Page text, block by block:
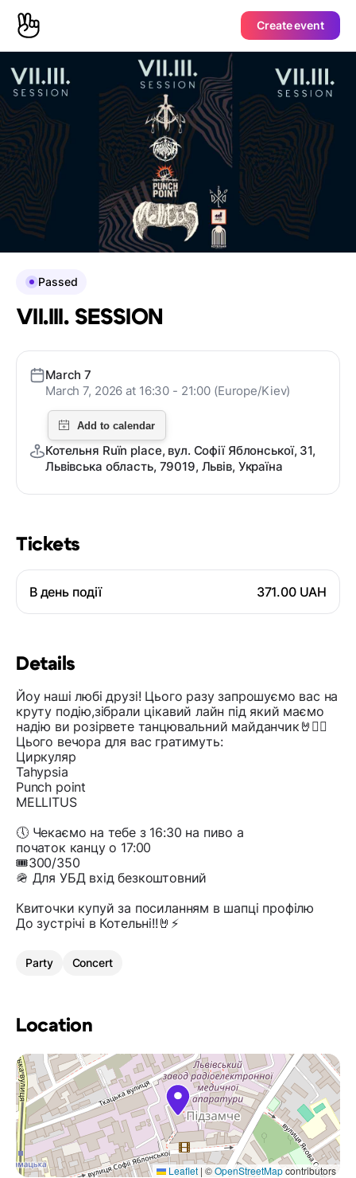
Create event
Tickets
В день події 371.00 UAH
Details
Йоу наші любі друзі! Цього разу запрошуємо вас на
круту подію,зібрали цікавий лайн під який маємо
надію ви розірвете танцювальний майданчик🤘❤️‍🔥
Цього вечора для вас гратимуть:
Циркуляр
Tahypsia
Punch point
MELLITUS
🕔 Чекаємо на тебе з 16:30 на пиво а
початок канцу о 17:00
🎟300/350
🪖 Для УБД вхід безкоштовний
Квиточки купуй за посиланням в шапці профілю
До зустрічі в Котельні!!🤘⚡️
Party Concert
Location
Leaflet | ©OpenStreetMapcontributors
Passed
VII.III. SESSION
March 7
March 7, 2026 at 16:30 - 21:00 (Europe/Kiev)
Котельня Ruïn place, вул. Софії Яблонської, 31,
Львівська область, 79019, Львів, Україна